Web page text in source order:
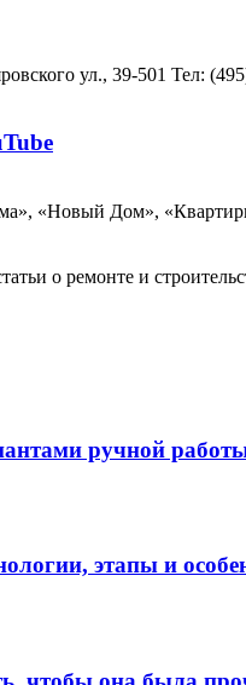
ул., 39-501 Teл:
«Новый Дом»,
о ремонте и
ручной
этапы и